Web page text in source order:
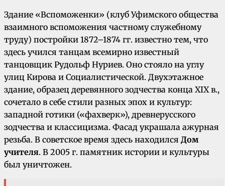
Здание «Вспоможенки» (клуб Уфимского общества
взаимного вспоможения частному служебному
труду) постройки 1872–1874 гг. известно тем, что
здесь учился танцам всемирно известный
танцовщик Рудольф Нуриев. Оно стояло на углу
улиц Кирова и Социалистической. Двухэтажное
здание, образец деревянного зодчества конца XIX в.,
сочетало в себе стили разных эпох и культур:
западной готики («фахверк»), древнерусского
зодчества и классицизма. Фасад украшала ажурная
резьба. В советское время здесь находился Дом
учителя. В 2005 г. памятник истории и культуры
был уничтожен.